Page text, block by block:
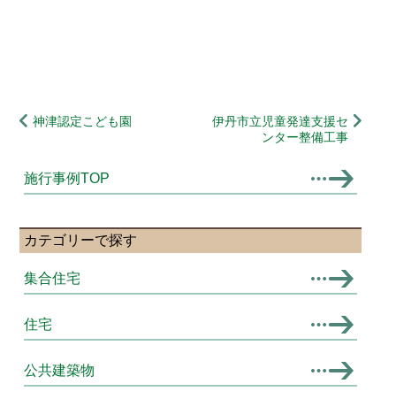
神津認定こども園
伊丹市立児童発達支援セ
ンター整備工事
施行事例TOP
カテゴリーで探す
集合住宅
住宅
公共建築物